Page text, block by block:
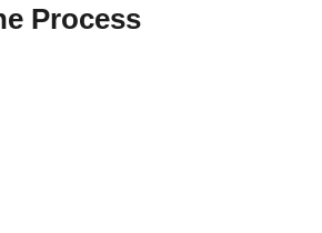
Process